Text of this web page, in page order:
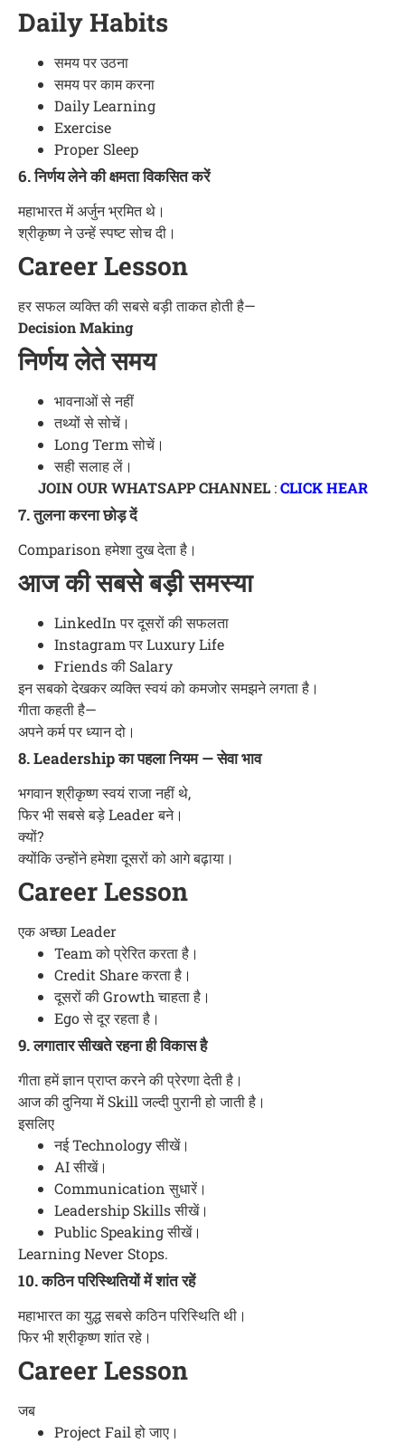
Daily Habits
समय पर उठना
समय पर काम करना
Daily Learning
Exercise
Proper Sleep
6. निर्णय लेने की क्षमता विकसित करें
महाभारत में अर्जुन भ्रमित थे।
श्रीकृष्ण ने उन्हें स्पष्ट सोच दी।
Career Lesson
हर सफल व्यक्ति की सबसे बड़ी ताकत होती है—
Decision Making
निर्णय लेते समय
भावनाओं से नहीं
तथ्यों से सोचें।
Long Term सोचें।
सही सलाह लें।
JOIN OUR WHATSAPP CHANNEL:CLICK HEAR
7. तुलना करना छोड़ दें
Comparison हमेशा दुख देता है।
आज की सबसे बड़ी समस्या
LinkedIn पर दूसरों की सफलता
Instagram पर Luxury Life
Friends की Salary
इन सबको देखकर व्यक्ति स्वयं को कमजोर समझने लगता है।
गीता कहती है—
अपने कर्म पर ध्यान दो।
8. Leadership का पहला नियम — सेवा भाव
भगवान श्रीकृष्ण स्वयं राजा नहीं थे,
फिर भी सबसे बड़े Leader बने।
क्यों?
क्योंकि उन्होंने हमेशा दूसरों को आगे बढ़ाया।
Career Lesson
एक अच्छा Leader
Team को प्रेरित करता है।
Credit Share करता है।
दूसरों की Growth चाहता है।
Ego से दूर रहता है।
9. लगातार सीखते रहना ही विकास है
गीता हमें ज्ञान प्राप्त करने की प्रेरणा देती है।
आज की दुनिया में Skill जल्दी पुरानी हो जाती है।
इसलिए
नई Technology सीखें।
AI सीखें।
Communication सुधारें।
Leadership Skills सीखें।
Public Speaking सीखें।
Learning Never Stops.
10. कठिन परिस्थितियों में शांत रहें
महाभारत का युद्ध सबसे कठिन परिस्थिति थी।
फिर भी श्रीकृष्ण शांत रहे।
Career Lesson
जब
Project Fail हो जाए।